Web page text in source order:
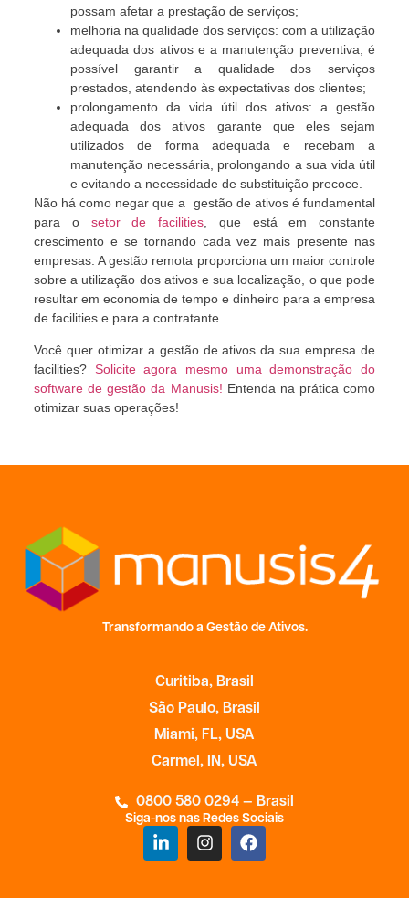
possam afetar a prestação de serviços;
melhoria na qualidade dos serviços: com a utilização
adequada dos ativos e a manutenção preventiva, é
possível garantir a qualidade dos serviços
prestados, atendendo às expectativas dos clientes;
prolongamento da vida útil dos ativos: a gestão
adequada dos ativos garante que eles sejam
utilizados de forma adequada e recebam a
manutenção necessária, prolongando a sua vida útil
e evitando a necessidade de substituição precoce.
Não há como negar que a gestão de ativos é fundamental
para osetor de facilities , que está em constante
crescimento e se tornando cada vez mais presente nas
empresas. A gestão remota proporciona um maior controle
sobre a utilização dos ativos e sua localização, o que pode
resultar em economia de tempo e dinheiro para a empresa
de facilities e para a contratante.
Você quer otimizar a gestão de ativos da sua empresa de
facilities? Solicite agora mesmo uma demonstração do
software de gestão da Manusis! Entenda na prática como
otimizar suas operações!
Transformando a Gestão de Ativos.
Curitiba, Brasil
São Paulo, Brasil
Miami, FL, USA
Carmel, IN, USA
0800 580 0294 — Brasil
Siga-nos nas Redes Sociais